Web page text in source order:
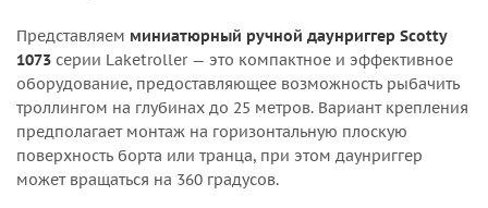
Представляем миниатюрный ручной даунриггер Scotty
1073 серии Laketroller — это компактное и эффективное
оборудование, предоставляющее возможность рыбачить
троллингом на глубинах до 25 метров. Вариант крепления
предполагает монтаж на горизонтальную плоскую
поверхность борта или транца, при этом даунриггер
может вращаться на 360 градусов.